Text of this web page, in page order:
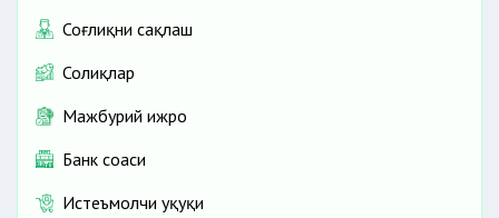
Соғлиқни сақлаш
Солиқлар
Мажбурий ижро
Банк соҳаси
Истеъмолчи ҳуқуқи